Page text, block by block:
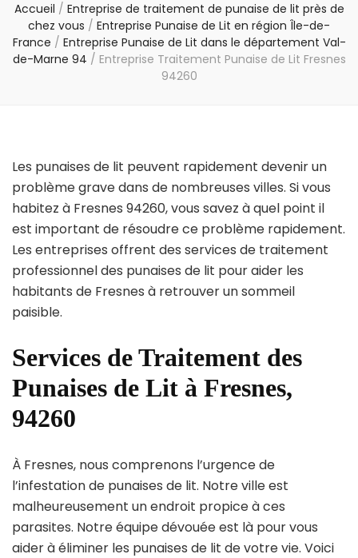
Accueil / Entreprise de traitement de punaise de lit près de
chez vous / Entreprise Punaise de Lit en région Île-de-
France / Entreprise Punaise de Lit dans le département Val-
de-Marne 94 / Entreprise Traitement Punaise de Lit Fresnes
94260
Les punaises de lit peuvent rapidement devenir un
problème grave dans de nombreuses villes. Si vous
habitez à Fresnes 94260, vous savez à quel point il
est important de résoudre ce problème rapidement.
Les entreprises offrent des services de traitement
professionnel des punaises de lit pour aider les
habitants de Fresnes à retrouver un sommeil
paisible.
Services de Traitement des
Punaises de Lit à Fresnes,
94260
À Fresnes, nous comprenons l’urgence de
l’infestation de punaises de lit. Notre ville est
malheureusement un endroit propice à ces
parasites. Notre équipe dévouée est là pour vous
aider à éliminer les punaises de lit de votre vie. Voici